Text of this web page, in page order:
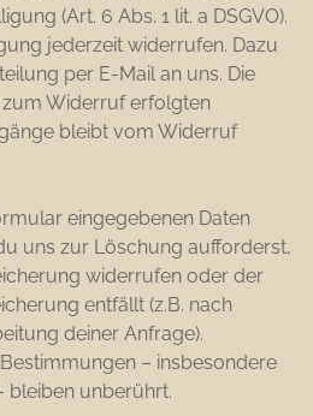
(Art. 6 Abs. 1 lit. a DSGVO).
jederzeit widerrufen. Dazu
per E-Mail an uns. Die
Widerruf erfolgten
bleibt vom Widerruf
eingegebenen Daten
uns zur Löschung aufforderst,
widerrufen oder der
entfällt (z.B. nach
deiner Anfrage).
– insbesondere
bleiben unberührt.